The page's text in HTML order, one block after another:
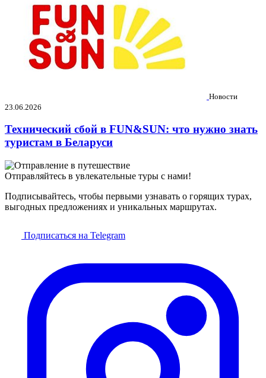
Новости
23.06.2026
Технический сбой в FUN&SUN: что нужно знать
туристам в Беларуси
Отправляйтесь в увлекательные туры с нами!
Подписывайтесь, чтобы первыми узнавать о горящих турах,
выгодных предложениях и уникальных маршрутах.
Подписаться на Telegram